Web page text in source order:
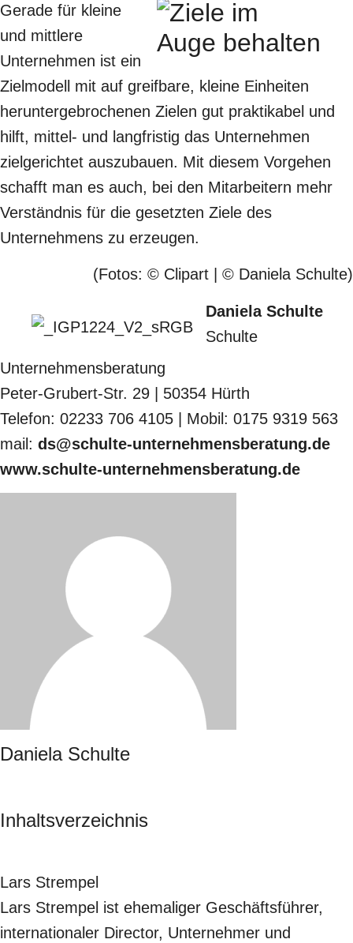
Gerade für kleine
und mittlere
Unternehmen ist ein
Zielmodell mit auf greifbare, kleine Einheiten
heruntergebrochenen Zielen gut praktikabel und
hilft, mittel- und langfristig das Unternehmen
zielgerichtet auszubauen. Mit diesem Vorgehen
schafft man es auch, bei den Mitarbeitern mehr
Verständnis für die gesetzten Ziele des
Unternehmens zu erzeugen.
(Fotos: © Clipart | © Daniela Schulte)
Daniela Schulte
Schulte
Unternehmensberatung
Peter-Grubert-Str. 29 | 50354 Hürth
Telefon: 02233 706 4105 | Mobil: 0175 9319 563
mail: ds@schulte-unternehmensberatung.de
www.schulte-unternehmensberatung.de
Daniela Schulte
Inhaltsverzeichnis
Lars Strempel
Lars Strempel ist ehemaliger Geschäftsführer,
internationaler Director, Unternehmer und